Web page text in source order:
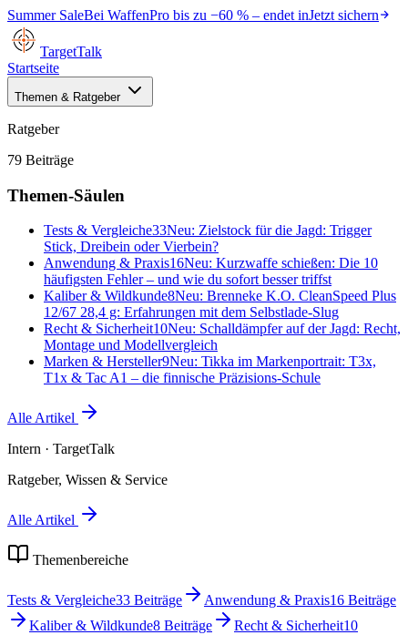
Summer SaleBei WaffenPro bis zu −60 % – endet inJetzt sichern
TargetTalk
Startseite
Themen & Ratgeber
Ratgeber
79 Beiträge
Themen-Säulen
Tests & Vergleiche33Neu: Zielstock für die Jagd: Trigger
Stick, Dreibein oder Vierbein?
Anwendung & Praxis16Neu: Kurzwaffe schießen: Die 10
häufigsten Fehler – und wie du sofort besser triffst
Kaliber & Wildkunde8Neu: Brenneke K.O. CleanSpeed Plus
12/67 28,4 g: Erfahrungen mit dem Selbstlade-Slug
Recht & Sicherheit10Neu: Schalldämpfer auf der Jagd: Recht,
Montage und Modellvergleich
Marken & Hersteller9Neu: Tikka im Markenportrait: T3x,
T1x & Tac A1 – die finnische Präzisions-Schule
Alle Artikel
Intern · TargetTalk
Ratgeber, Wissen & Service
Alle Artikel
Themenbereiche
Tests & Vergleiche33 Beiträge Anwendung & Praxis16 Beiträge
Kaliber & Wildkunde8 Beiträge Recht & Sicherheit10